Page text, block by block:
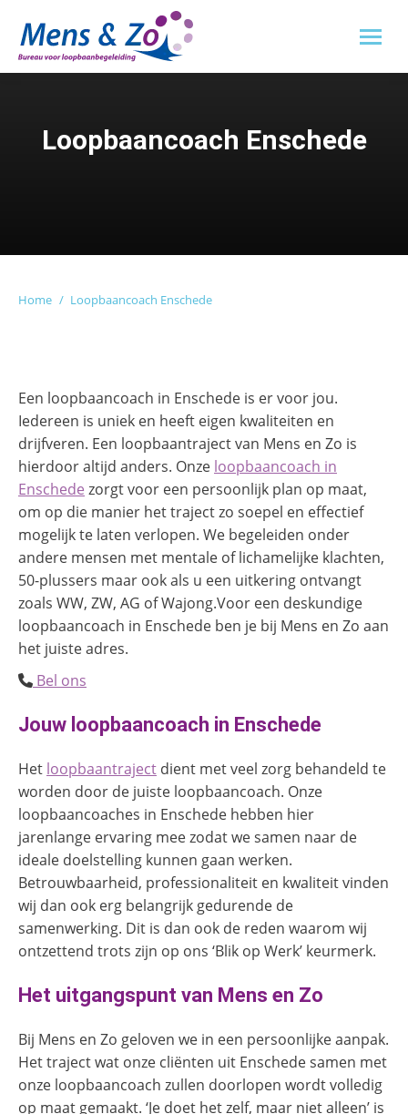
Loopbaancoach Enschede
Home Loopbaancoach Enschede
Een loopbaancoach in Enschede is er voor jou.
Iedereen is uniek en heeft eigen kwaliteiten en
drijfveren. Een loopbaantraject van Mens en Zo is
hierdoor altijd anders. Onze loopbaancoach in
Enschede zorgt voor een persoonlijk plan op maat,
om op die manier het traject zo soepel en effectief
mogelijk te laten verlopen. We begeleiden onder
andere mensen met mentale of lichamelijke klachten,
50-plussers maar ook als u een uitkering ontvangt
zoals WW, ZW, AG of Wajong.Voor een deskundige
loopbaancoach in Enschede ben je bij Mens en Zo aan
het juiste adres.
Bel ons
Jouw loopbaancoach in Enschede
Het loopbaantraject dient met veel zorg behandeld te
worden door de juiste loopbaancoach. Onze
loopbaancoaches in Enschede hebben hier
jarenlange ervaring mee zodat we samen naar de
ideale doelstelling kunnen gaan werken.
Betrouwbaarheid, professionaliteit en kwaliteit vinden
wij dan ook erg belangrijk gedurende de
samenwerking. Dit is dan ook de reden waarom wij
ontzettend trots zijn op ons ‘Blik op Werk’ keurmerk.
Het uitgangspunt van Mens en Zo
Bij Mens en Zo geloven we in een persoonlijke aanpak.
Het traject wat onze cliënten uit Enschede samen met
onze loopbaancoach zullen doorlopen wordt volledig
op maat gemaakt. ‘Je doet het zelf, maar niet alleen’ is